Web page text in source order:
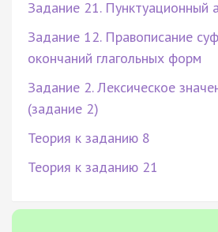
Задание 21. Пунктуационный
Задание 12. Правописание
окончаний глагольных форм
Задание 2. Лексическое
(задание 2)
Теория к заданию 8
Теория к заданию 21